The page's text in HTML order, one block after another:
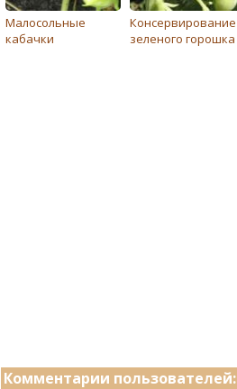
Малосольные
кабачки
Консервирование
зеленого горошка
Комментарии пользователей: